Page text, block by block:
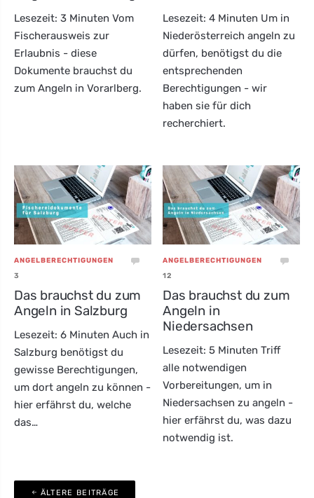
Lesezeit: 3 Minuten Vom
Fischerausweis zur
Erlaubnis - diese
Dokumente brauchst du
zum Angeln in Vorarlberg.
Lesezeit: 4 Minuten Um in
Niederösterreich angeln zu
dürfen, benötigst du die
entsprechenden
Berechtigungen - wir
haben sie für dich
recherchiert.
ANGELBERECHTIGUNGEN
3
Das brauchst du zum
Angeln in Salzburg
Lesezeit: 6 Minuten Auch in
Salzburg benötigst du
gewisse Berechtigungen,
um dort angeln zu können -
hier erfährst du, welche
das…
ANGELBERECHTIGUNGEN
12
Das brauchst du zum
Angeln in
Niedersachsen
Lesezeit: 5 Minuten Triff
alle notwendigen
Vorbereitungen, um in
Niedersachsen zu angeln -
hier erfährst du, was dazu
notwendig ist.
Beitragsnavigation
ÄLTERE BEITRÄGE